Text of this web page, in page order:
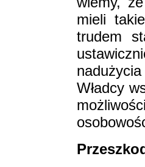
mieli
trudem
Władcy